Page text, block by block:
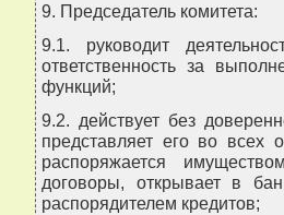
9. Председатель комитета:
9.1. руководит
ответственность за
функций;
9.2. действует без
представляет его во всех
распоряжается
договоры, открывает в
распорядителем кредитов;